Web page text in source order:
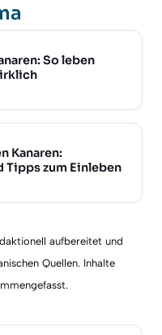
So leben
Kanaren:
Tipps zum Einleben
aufbereitet und
Quellen. Inhalte